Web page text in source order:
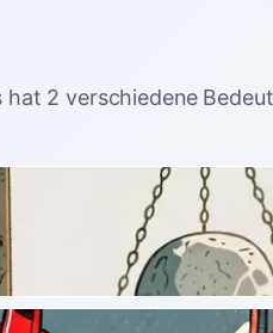
hat 2 verschiedene